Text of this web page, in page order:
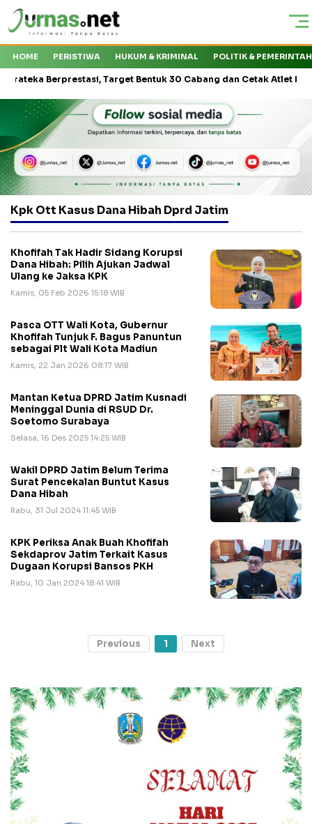
HOME PERISTIWA HUKUM & KRIMINAL POLITIK &
Berprestasi, Target Bentuk 30 Cabang dan Cetak Atlet Nasional
Kpk Ott Kasus Dana Hibah Dprd Jatim
Khofifah Tak Hadir Sidang Korupsi
Dana Hibah: Pilih Ajukan Jadwal
Ulang ke Jaksa KPK
Kamis, 05 Feb 2026 15:18 WIB
Pasca OTT Wali Kota, Gubernur
Khofifah Tunjuk F. Bagus Panuntun
sebagai Plt Wali Kota Madiun
Kamis, 22 Jan 2026 08:17 WIB
Mantan Ketua DPRD Jatim Kusnadi
Meninggal Dunia di RSUD Dr.
Soetomo Surabaya
Selasa, 16 Des 2025 14:25 WIB
Wakil DPRD Jatim Belum Terima
Surat Pencekalan Buntut Kasus
Dana Hibah
Rabu, 31 Jul 2024 11:45 WIB
KPK Periksa Anak Buah Khofifah
Sekdaprov Jatim Terkait Kasus
Dugaan Korupsi Bansos PKH
Rabu, 10 Jan 2024 18:41 WIB
Previous 1 Next